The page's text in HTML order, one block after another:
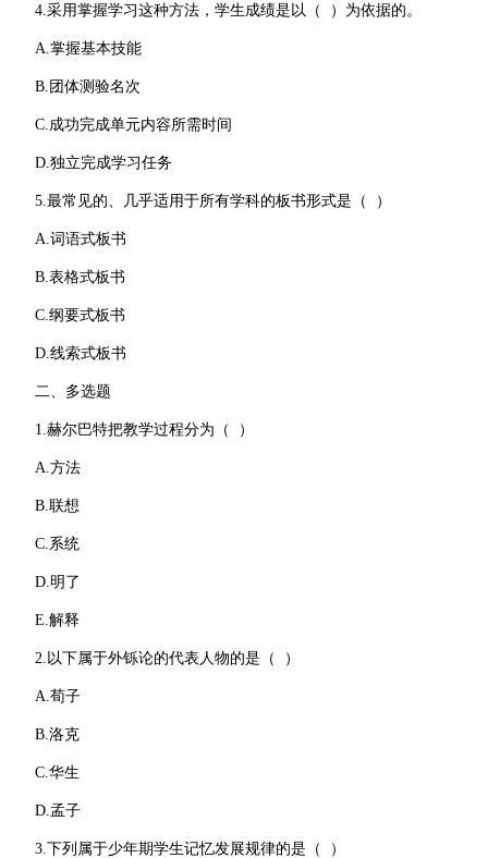
4.采用掌握学习这种方法，学生成绩是以（ ）为依据的。
A.掌握基本技能
B.团体测验名次
C.成功完成单元内容所需时间
D.独立完成学习任务
5.最常见的、几乎适用于所有学科的板书形式是（ ）
A.词语式板书
B.表格式板书
C.纲要式板书
D.线索式板书
二、多选题
1.赫尔巴特把教学过程分为（ ）
A.方法
B.联想
C.系统
D.明了
E.解释
2.以下属于外铄论的代表人物的是（ ）
A.荀子
B.洛克
C.华生
D.孟子
3.下列属于少年期学生记忆发展规律的是（ ）